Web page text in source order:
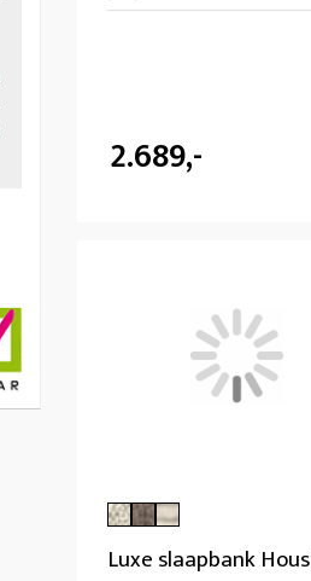
2.689,-
Luxe slaapbank